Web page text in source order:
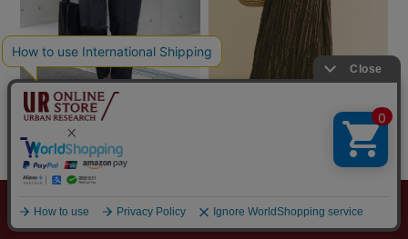
ITEMS
タックテーパードストレッチパンツ
￥5,490
1
ラメドットプリーツスカート
6